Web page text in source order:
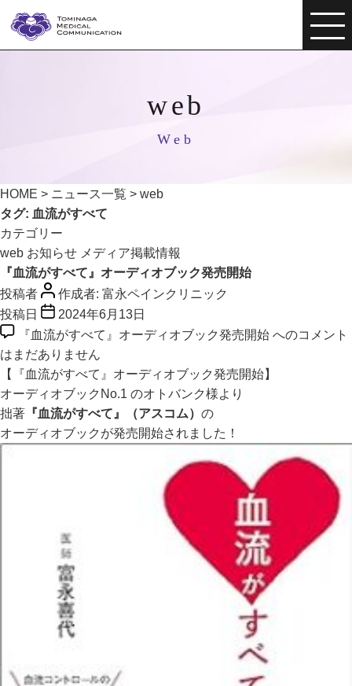
web
Web
HOME > ニュース一覧 > web
タグ: 血流がすべて
カテゴリー
web お知らせ メディア掲載情報
『血流がすべて』オーディオブック発売開始
投稿者
作成者: 富永ペインクリニック
投稿日
2024年6月13日
『血流がすべて』オーディオブック発売開始 へのコメント
はまだありません
【『血流がすべて』オーディオブック発売開始】
オーディオブックNo.1 のオトバンク様より
拙著 『血流がすべて』（アスコム） の
オーディオブックが発売開始されました！